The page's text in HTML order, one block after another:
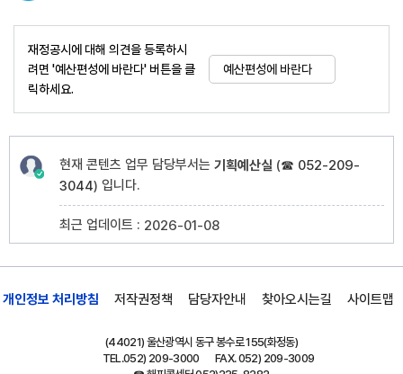
재정공시에 대해 의견을 등록하시
려면 '예산편성에 바란다' 버튼을 클
릭하세요.
예산편성에 바란다
현재 콘텐츠 업무 담당부서는 기획예산실 (☎ 052-209-
3044) 입니다.
최근 업데이트 : 2026-01-08
개인정보 처리방침 저작권정책 담당자안내 찾아오시는길 사이트맵
(44021) 울산광역시 동구 봉수로 155(화정동)
TEL.052) 209-3000
FAX. 052) 209-3009